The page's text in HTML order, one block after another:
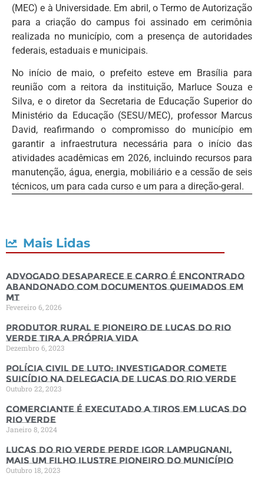
(MEC) e à Universidade. Em abril, o Termo de Autorização
para a criação do campus foi assinado em cerimônia
realizada no município, com a presença de autoridades
federais, estaduais e municipais.
No início de maio, o prefeito esteve em Brasília para
reunião com a reitora da instituição, Marluce Souza e
Silva, e o diretor da Secretaria de Educação Superior do
Ministério da Educação (SESU/MEC), professor Marcus
David, reafirmando o compromisso do município em
garantir a infraestrutura necessária para o início das
atividades acadêmicas em 2026, incluindo recursos para
manutenção, água, energia, mobiliário e a cessão de seis
técnicos, um para cada curso e um para a direção-geral.
Mais Lidas
Advogado desaparece e carro é encontrado
abandonado com documentos queimados em
MT
Fevereiro 6, 2026
Produtor rural e pioneiro de Lucas do Rio
Verde tira a própria vida
Dezembro 6, 2023
Polícia Civil de luto: Investigador comete
suicídio na Delegacia de Lucas do Rio Verde
Outubro 22, 2023
Comerciante é executado a tiros em Lucas do
Rio Verde
Janeiro 8, 2024
Lucas do Rio Verde perde Igor Lampugnani,
mais um filho ilustre pioneiro do município
Outubro 18, 2023